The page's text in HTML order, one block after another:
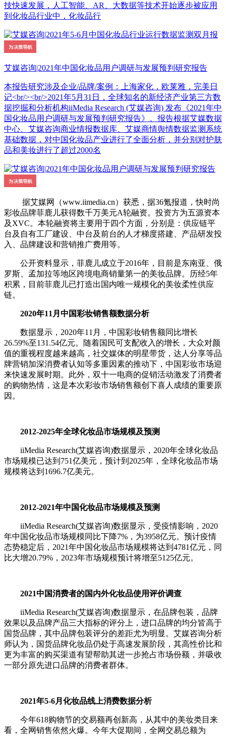
技快速发展，人工智能、AR、大数据等技术开始逐步被应用
到化妆品行业中，化妆品行
艾媒咨询|2021年中国化妆品用户调研与发展预判研究报告
本报告研究涉及企业/品牌/案例：上海家化，欧莱雅，完美日
记<br/><br/>2021年5月31日，全球知名的新经济产业第三方数
据挖掘和分析机构iiMedia Research (艾媒咨询) 发布《2021年中
国化妆品用户调研与发展预判研究报告》。报告根据艾媒数据
中心、艾媒咨询商业情报数据库、艾媒商情舆情数据监测系统
基础数据，对中国化妆品产业进行了全面分析，并分别对护肤
品和美妆进行了超过2000名
据艾媒网（www.iimedia.cn）获悉，据36氪报道，快时尚
彩妆品牌菲鹿儿获得数千万美元A轮融资。投资方为五源资本
及XVC。本轮融资将主要用于四个方面，分别是：供应链平
台及自有工厂建设、中台及前台的人才梯度搭建、产品研发投
入、品牌建设和营销推广费用等。
公开资料显示，菲鹿儿成立于2016年，目前是东南亚、俄
罗斯、孟加拉等地区跨境电商销量第一的美妆品牌。历经5年
积累，目前菲鹿儿已打造出国内唯一规模化的美妆柔性供应
链。
2020年11月中国彩妆销售额数据分析
数据显示，2020年11月，中国彩妆销售额同比增长
26.59%至131.54亿元。随着国民可支配收入的增长，大众对颜
值的重视程度越来越高，社交媒体的明星带货，达人分享等品
牌营销加深消费者认知等多重因素的推动下，中国彩妆市场迎
来快速发展时期。此外，双十一电商的促销活动激发了消费者
的购物热情，这是本次彩妆市场销售额创下喜人成绩的重要原
因。
2012-2025年全球化妆品市场规模及预测
iiMedia Research(艾媒咨询)数据显示，2020年全球化妆品
市场规模已达到751亿美元，预计到2025年，全球化妆品市场
规模将达到1696.7亿美元。
2012-2021年中国化妆品市场规模及预测
iiMedia Research(艾媒咨询)数据显示，受疫情影响，2020
年中国化妆品市场规模同比下降7%，为3958亿元。预计疫情
态势稳定后，2021年中国化妆品市场规模将达到4781亿元，同
比大增20.79%，2023年市场规模预计将增至5125亿元。
2021中国消费者的国内外化妆品使用评价调查
iiMedia Research(艾媒咨询)数据显示，在品牌包装，品牌
效果以及品牌产品三大指标的评分上，进口品牌的均分皆高于
国货品牌，其中品牌包装评分的差距尤为明显。艾媒咨询分析
师认为，国货品牌化妆品仍处于高速发展阶段，其高性价比和
更为丰富的购买渠道有望帮助其进一步抢占市场份额，并吸收
一部分原先进口品牌的消费者群体。
2021年5-6月化妆品线上消费数据分析
今年618购物节的交易额再创新高，从其中的美妆类目来
看，全网销售依然火爆。今年大促期间，全网交易总额为